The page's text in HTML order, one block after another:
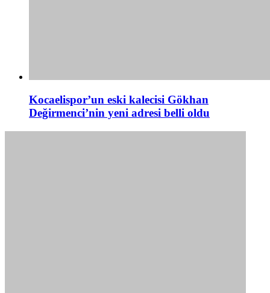
Kocaelispor’un eski kalecisi Gökhan
Değirmenci’nin yeni adresi belli oldu